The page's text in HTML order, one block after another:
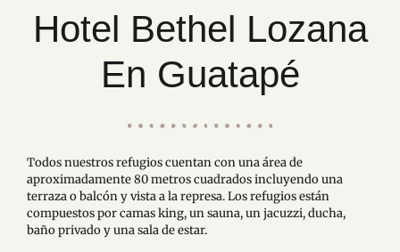
Hotel Bethel Lozana
En Guatapé
Todos nuestros refugios cuentan con una área de
aproximadamente 80 metros cuadrados incluyendo una
terraza o balcón y vista a la represa. Los refugios están
compuestos por camas king, un sauna, un jacuzzi, ducha,
baño privado y una sala de estar.